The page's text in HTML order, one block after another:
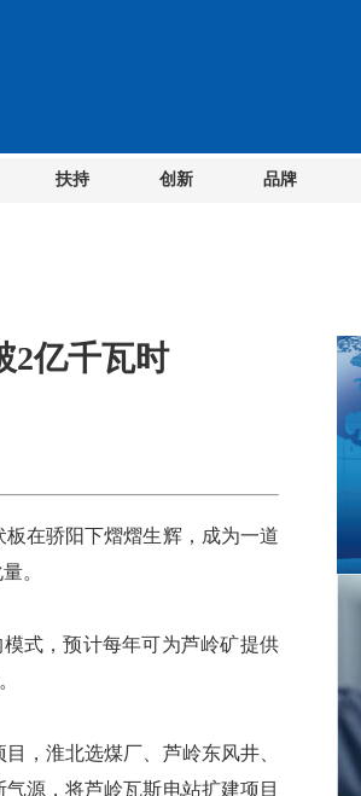
扶持 创新 品牌
2亿千瓦时
在骄阳下熠熠生辉，成为一道
。
式，预计每年可为芦岭矿提供
，淮北选煤厂、芦岭东风井、
源，将芦岭瓦斯电站扩建项目